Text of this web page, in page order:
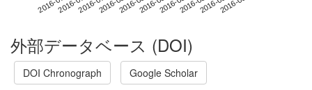
外部データベース (DOI)
DOI Chronograph Google Scholar